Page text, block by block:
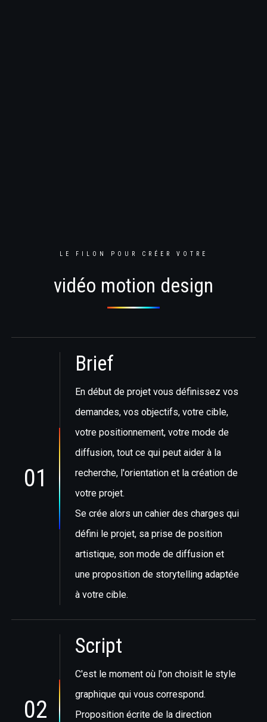
LE FILON POUR CRÉER VOTRE
vidéo motion design
01
Brief
En début de projet vous définissez vos
demandes, vos objectifs, votre cible,
votre positionnement, votre mode de
diffusion, tout ce qui peut aider à la
recherche, l'orientation et la création de
votre projet.
Se crée alors un cahier des charges qui
défini le projet, sa prise de position
artistique, son mode de diffusion et
une proposition de storytelling adaptée
à votre cible.
02
Script
C'est le moment où l'on choisit le style
graphique qui vous correspond.
Proposition écrite de la direction